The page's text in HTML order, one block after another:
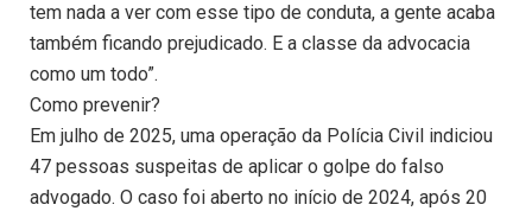
tem nada a ver com esse tipo de conduta, a gente acaba
também ficando prejudicado. E a classe da advocacia
como um todo”.
Como prevenir?
Em julho de 2025, uma operação da Polícia Civil indiciou
47 pessoas suspeitas de aplicar o golpe do falso
advogado. O caso foi aberto no início de 2024, após 20